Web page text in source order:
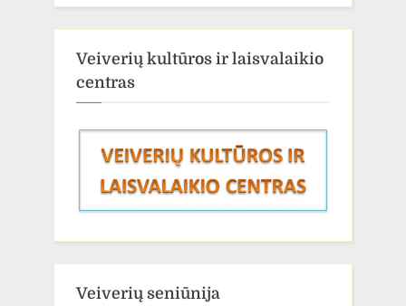
Veiverių kultūros ir laisvalaikio
centras
Veiverių seniūnija